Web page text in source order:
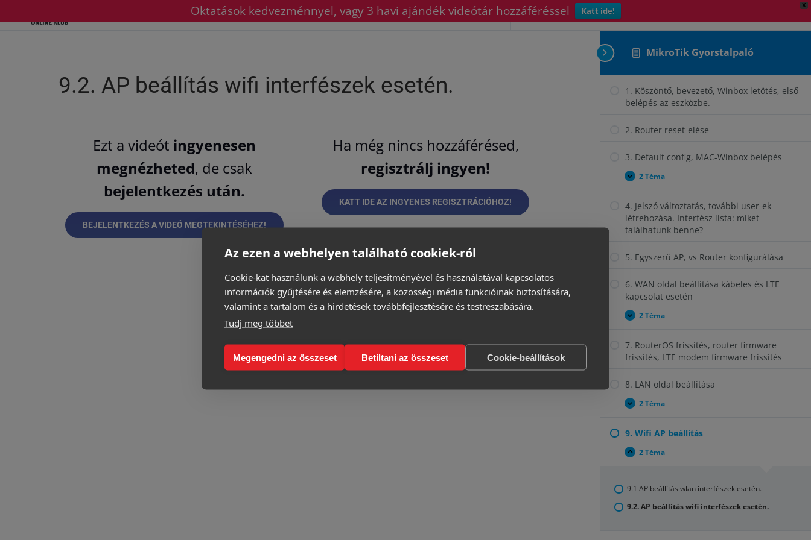
X
Oktatások kedvezménnyel, vagy 3 havi ajándék videótár hozzáféréssel Katt ide!
MikroTik Gyorstalpaló
1. Köszöntő, bevezető, Winbox letötés, első
belépés az eszközbe.
2. Router reset-elése
3. Default config, MAC-Winbox belépés
Kinyitás
3.
MAC-
Winbox
belépés
2 Téma
4. Jelszó változtatás, további user-ek
létrehozása. Interfész lista: miket
találhatunk benne?
5. Egyszerű AP, vs Router konfigurálása
6. WAN oldal beállítása kábeles és LTE
kapcsolat esetén
Kinyitás
6.
beállítása
kábeles
kapcsolat
2 Téma
7. RouterOS frissítés, router firmware
frissítés, LTE modem firmware frissítés
8. LAN oldal beállítása
Kinyitás
8.
beállítása
2 Téma
9. Wifi AP beállítás
Becsukás
9.
2 Téma
9.1 AP beállítás wlan interfészek esetén.
9.2. AP beállítás wifi interfészek esetén.
Előző Téma Következő Lecke
9.2. AP beállítás wifi interfészek esetén.
Ezt a videót ingyenesen
megnézheted, de csak
bejelentkezés után.
BEJELENTKEZÉS A VIDEÓ MEGTEKINTÉSÉHEZ!
Ha még nincs hozzáférésed,
regisztrálj ingyen!
KATT IDE AZ INGYENES REGISZTRÁCIÓHOZ!
Az ezen a webhelyen található cookiek-ról
Cookie-kat használunk a webhely teljesítményével és használatával kapcsolatos
információk gyűjtésére és elemzésére, a közösségi média funkcióinak biztosítására,
valamint a tartalom és a hirdetések továbbfejlesztésére és testreszabására.
Tudj meg többet
Megengedni az összeset Betiltani az összeset Cookie-beállítások